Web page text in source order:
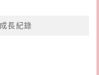
長紀錄